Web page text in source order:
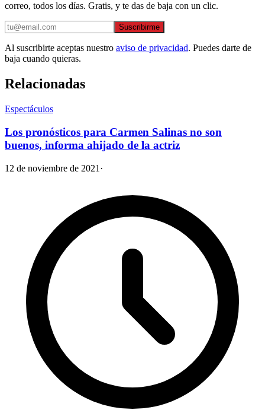
correo, todos los días. Gratis, y te das de baja con un clic.
Suscribirme
Al suscribirte aceptas nuestro aviso de privacidad. Puedes darte de
baja cuando quieras.
Relacionadas
Espectáculos
Los pronósticos para Carmen Salinas no son
buenos, informa ahijado de la actriz
12 de noviembre de 2021 ·